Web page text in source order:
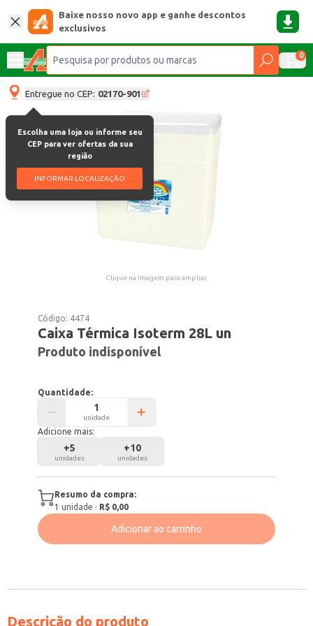
Baixe nosso novo app e ganhe descontos
exclusivos
0
Entregue no CEP: 02170-901
Escolha uma loja ou informe seu
CEP para ver ofertas da sua
região
INFORMAR LOCALIZAÇÃO
Clique na imagem para ampliar.
Código: 4474
Caixa Térmica Isoterm 28L un
Produto indisponível
Quantidade:
unidade
Adicione mais:
+5
unidades
+10
unidades
Resumo da compra:
1 unidade · R$ 0,00
Adicionar ao carrinho
Descrição do produto